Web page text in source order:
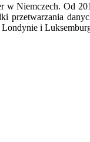
w Niemczech. Od
przetwarzania
i